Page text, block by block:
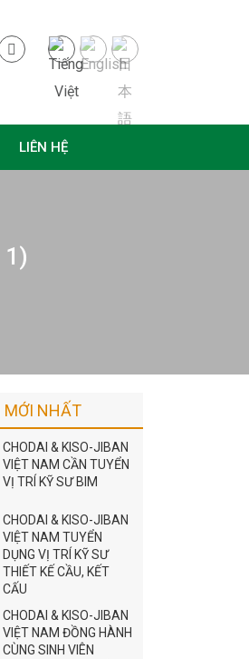
LIÊN HỆ
1)
MỚI NHẤT
CHODAI & KISO-JIBAN
VIỆT NAM CẦN TUYỂN
VỊ TRÍ KỸ SƯ BIM
CHODAI & KISO-JIBAN
VIỆT NAM TUYỂN
DỤNG VỊ TRÍ KỸ SƯ
THIẾT KẾ CẦU, KẾT
CẤU
CHODAI & KISO-JIBAN
VIỆT NAM ĐỒNG HÀNH
CÙNG SINH VIÊN